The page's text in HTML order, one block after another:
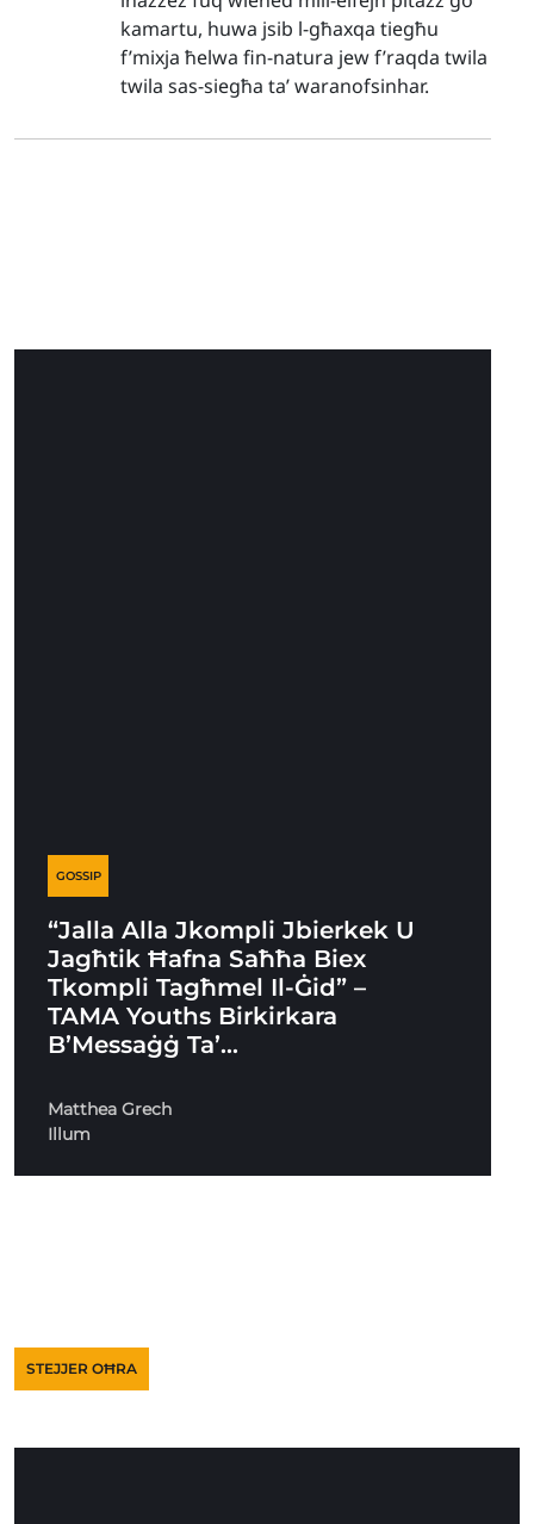
kamartu, huwa jsib l-għaxqa tiegħu
f’mixja ħelwa fin-natura jew f’raqda twila
twila sas-siegħa ta’ waranofsinhar.
GOSSIP
“Jalla Alla Jkompli Jbierkek U
Jagħtik Ħafna Saħħa Biex
Tkompli Tagħmel Il-Ġid” –
TAMA Youths Birkirkara
B’Messaġġ Ta’…
Matthea Grech
Illum
STEJJER OĦRA